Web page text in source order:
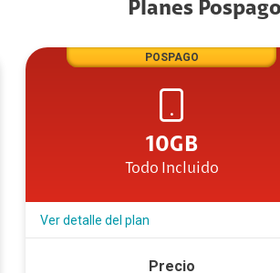
Planes Pospago
POSPAGO
10GB
Todo Incluido
Ver detalle del plan
Precio